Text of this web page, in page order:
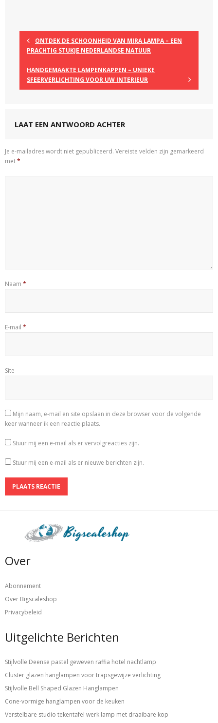
ONTDEK DE SCHOONHEID VAN MIRA LAMPA – EEN
PRACHTIG STUKJE NEDERLANDSE NATUUR
HANDGEMAAKTE LAMPENKAPPEN – UNIEKE
SFEERVERLICHTING VOOR UW INTERIEUR
LAAT EEN ANTWOORD ACHTER
Je e-mailadres wordt niet gepubliceerd. Vereiste velden zijn gemarkeerd
met*
Naam *
E-mail *
Site
Mijn naam, e-mail en site opslaan in deze browser voor de volgende
keer wanneer ik een reactie plaats.
Stuur mij een e-mail als er vervolgreacties zijn.
Stuur mij een e-mail als er nieuwe berichten zijn.
Over
Abonnement
Over Bigscaleshop
Privacybeleid
Uitgelichte Berichten
Stijlvolle Deense pastel geweven raffia hotel nachtlamp
Cluster glazen hanglampen voor trapsgewijze verlichting
Stijlvolle Bell Shaped Glazen Hanglampen
Cone-vormige hanglampen voor de keuken
Verstelbare studio tekentafel werk lamp met draaibare kop